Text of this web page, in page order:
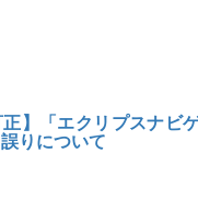
正】「エクリプスナ
りについて